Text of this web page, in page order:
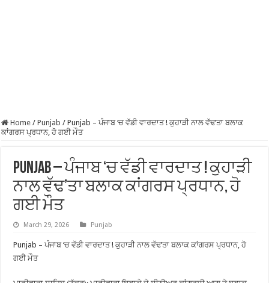
Home / Punjab / Punjab – ਪੰਜਾਬ ‘ਚ ਵੱਡੀ ਵਾਰਦਾਤ ! ਕੁਹਾੜੀ ਨਾਲ ਵੱਢ’ਤਾ ਬਲਾਕ
ਕਾਂਗਰਸ ਪ੍ਰਧਾਨ, ਹੋ ਗਈ ਮੌਤ
Punjab – ਪੰਜਾਬ ‘ਚ ਵੱਡੀ ਵਾਰਦਾਤ ! ਕੁਹਾੜੀ
ਨਾਲ ਵੱਢ’ਤਾ ਬਲਾਕ ਕਾਂਗਰਸ ਪ੍ਰਧਾਨ, ਹੋ
ਗਈ ਮੌਤ
March 29, 2026 Punjab
Punjab – ਪੰਜਾਬ ‘ਚ ਵੱਡੀ ਵਾਰਦਾਤ ! ਕੁਹਾੜੀ ਨਾਲ ਵੱਢ’ਤਾ ਬਲਾਕ ਕਾਂਗਰਸ ਪ੍ਰਧਾਨ, ਹੋ
ਗਈ ਮੌਤ